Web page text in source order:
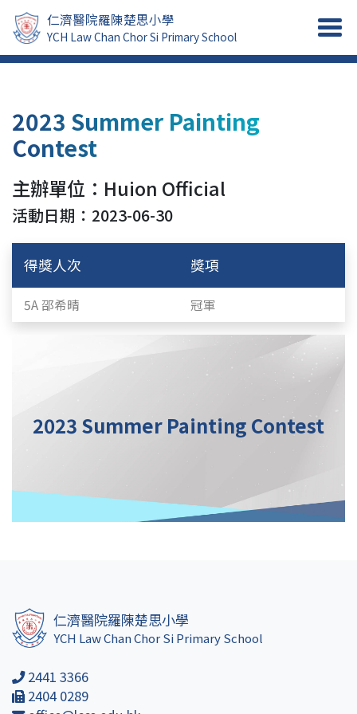
仁濟醫院羅陳楚思小學
YCH Law Chan Chor Si Primary School
2023 Summer Painting
Contest
主辦單位：Huion Official
活動日期：2023-06-30
得獎人次 獎項
5A 邵希晴 冠軍
2023 Summer Painting Contest
仁濟醫院羅陳楚思小學
YCH Law Chan Chor Si Primary School
2441 3366
2404 0289